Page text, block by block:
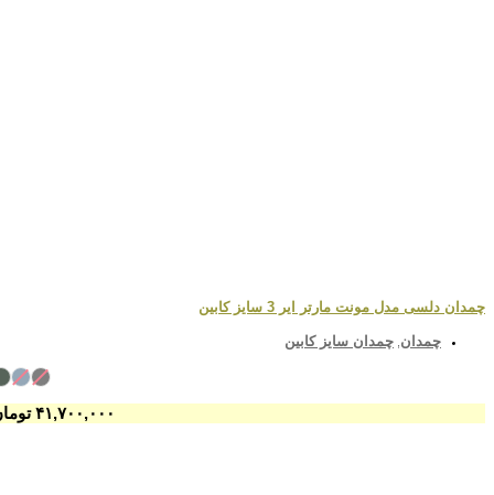
چمدان دلسی مدل مونت مارتر ایر 3 سایز کابین
چمدان,چمدان سایز کابین
۴۱,۷۰۰,۰۰۰ تومان